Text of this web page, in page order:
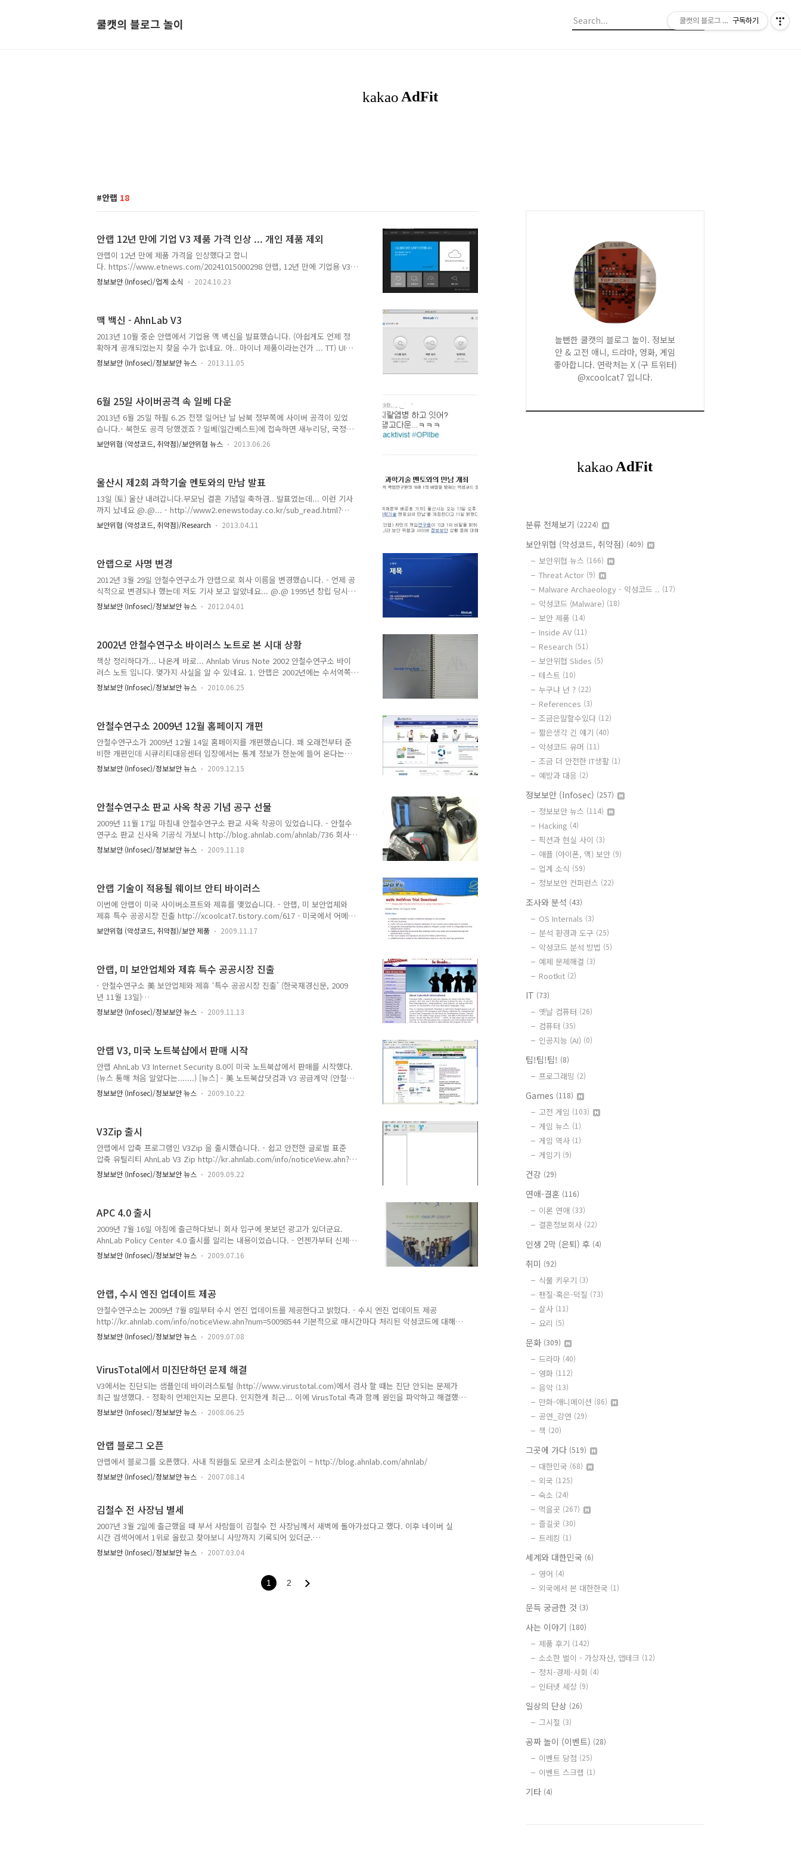
쿨캣의 블로그 놀이
안랩 18
안랩 12년 만에 기업 V3 제품 가격 인상 ... 개인 제품 제외
안랩이 12년 만에 제품 가격을 인상했다고 합니
다. https://www.etnews.com/20241015000298 안랩, 12년 만에 기업용 V3
등 주요 제품 가격 인상 단행…“기술 투자”안랩이 12년 만에 안티 바이러스 소
프트웨어(SW) 'V3' 등 제품 가격을 인상한다. 최근 고도화하는 사이버 위협에 대
랩, 12년 만에 가격 인상 카드 꺼냈다…이유는?최근 지속적인 투자로 수익성이
악화된 안랩이 제품 가격 인상 카드를 꺼내들었다. 글로벌 경기 침체 속에 인건
비, 원자재 가격 상승과 인프라 투자 증가 등의 압박이 ..
정보보안 (Infosec)/업계 소식 2024.10.23
맥 백신 - AhnLab V3
2013년 10월 중순 안랩에서 기업용 맥 백신을 발표했습니다. (아쉽게도 언제 정
확하게 공개되었는지 찾을 수가 없네요. 아.. 마이너 제품이라는건가 ... TT) UI는
간단합니다 환경설정에 화면입니다. 시스템 검사를 선택하면 전체 검사와 선택
검사로 나뉠 수 있습니다. 테스트 때 전체 검사를 하면 압축 파일이 많아 시간이
도인지 모르겠지만 통일해야 하지 않을까 생각됩니다.
정보보안 (Infosec)/정보보안 뉴스 2013.11.05
6월 25일 사이버공격 속 일베 다운
2013년 6월 25일 하필 6.25 전쟁 일어난 날 남북 정부쪽에 사이버 공격이 있었
습니다.- 북한도 공격 당했겠죠 ? 일베(일간베스트)에 접속하면 새누리당, 국정원
이 접속되는 듯 해 뭔가 연결 고리가 있는게 아닌가하는 얘기가 나왔습니다.
http://todayhumor.co.kr/board/view.php?
id=express_freeboard2&no=222078&category=1 하지만, 사실 이건 공격자
가 일베 사이트에 청와대, 새누리당, 국정원을 DDoS 공격하는 코드를 심어둔 걸
로 보입니다. - 웹 사이트 접속만으로도 디도스 공격 발생시키는 공격방식 확인
(안..
보안위협 (악성코드, 취약점)/보안위협 뉴스 2013.06.26
울산시 제2회 과학기술 멘토와의 만남 발표
13일 (토) 울산 내려갑니다.부모님 결혼 기념일 축하겸.. 발표였는데... 이런 기사
까지 났네요 @.@... - http://www2.enewstoday.co.kr/sub_read.html?
uid=285165&section=sc1 - http://www.newsis.com/ar_detail/view.html?
cID=&ar_id=NISX20130411_0011993311 가끔 인터뷰 등으로 언론에 실릴 때
보안위협 (악성코드, 취약점)/Research 2013.04.11
안랩으로 사명 변경
2012년 3월 29일 안철수연구소가 안랩으로 회사 이름을 변경했습니다. - 언제 공
식적으로 변경되나 했는데 저도 기사 보고 알았네요... @.@ 1995년 창립 당시
'안철수컴퓨터바이러스연구소'에서 2000년 안철수연구소로 바뀐지 12년 만에 안
랩으로 바뀌었네요. 애칭으로(?) 경쟁사나 언론에서는 '안연'이라는 표현도 많이
지만, 외부에는 아직 안랩보다 안철수연구소라고 해야 잘 알아 들을텐데 말이죠
@.@ 이미 오래전부터 진행되었던 작업으로 보이는데.. 회사명을 변경한다고 해
서 올해 초에 공유된 2012년 프리젠테이션 양식 변경해야하나 물어보니 이미 변
경..
정보보안 (Infosec)/정보보안 뉴스 2012.04.01
2002년 안철수연구소 바이러스 노트로 본 시대 상황
책상 정리하다가... 나온게 바로... Ahnlab Virus Note 2002 안철수연구소 바이
러스 노트 입니다. 몇가지 사실을 알 수 있네요. 1. 안랩은 2002년에는 수서역쪽
에 있었다. 2004년에 여의도로 이사했죠. 수서쪽도 재미있었는데 말이죠. 다만
당시 느낌으로는 도심에서는 너무 떨어졌다고 생각했는데... 2011년에는 판교로
IT 버블이 꺼지면서 안랩도 CI에서 .com을 제외했죠. 3. 영문 회사 이름이
AhnLab이 아니라 Ahnlab 입니다. 소문자 l 에서 대문자 L로 바뀐건 외국인들이
Ahnlab만 봐서는 의미..
정보보안 (Infosec)/정보보안 뉴스 2010.06.25
안철수연구소 2009년 12월 홈페이지 개편
안철수연구소가 2009년 12월 14일 홈페이지를 개편했습니다. 꽤 오래전부터 준
비한 개편인데 시큐리티대응센터 입장에서는 통계 정보가 한눈에 들어 온다는게
특징이죠. - 안철수연구소 보안통계
http://www.ahnlab.co.kr/kr/site/securitycenter/statistics/popStatistics.
정보보안 (Infosec)/정보보안 뉴스 2009.12.15
안철수연구소 판교 사옥 착공 기념 공구 선물
2009년 11월 17일 마침내 안철수연구소 판교 사옥 착공이 있었습니다. - 안철수
연구소 판교 신사옥 기공식 가보니 http://blog.ahnlab.com/ahnlab/736 회사
에서 기념으로 공구 제품을 준다는 겁니다. 보쉬 충전드릴이라고 하는군요. 오늘
열어봤습니다. 기념품 답게 '안철수연구소 판교사옥 착공기념'이라고 적혀있네
했으면 합니다. 그때는 여의도가 그립겠지만요.
정보보안 (Infosec)/정보보안 뉴스 2009.11.18
안랩 기술이 적용될 웨이브 안티 바이러스
이번에 안랩이 미국 사이버소프트와 제휴를 맺었습니다. - 안랩, 미 보안업체와
제휴 특수 공공시장 진출 http://xcoolcat7.tistory.com/617 - 미국에서 어메이
징 한국 칭찬을 받아보니 (김홍선의 IT와 세상, 2009년 11월 15일)
http://ceo.ahnlab.com/78 사이버소프트 (CyberSoft)는 1988년에 만들어진
분이라 테스트하기도 힘들었구요. 이번에 안랩과 제휴하면서 다시 한번 관심을
가지고 홈페이지를 방문해 보니 윈도우 제품이 있네요.
http://www.waveantivirus.com/tri..
보안위협 (악성코드, 취약점)/보안 제품 2009.11.17
안랩, 미 보안업체와 제휴 특수 공공시장 진출
- 안철수연구소 美 보안업체와 제휴 ‘특수 공공시장 진출’ (한국재경신문, 2009
년 11월 13일)
http://news.jknews.co.kr/article/news/20091113/4221490.htm - 안연구소,
미국 공공시장 공략 '박차' (ZDNet, 2009년 11월 13일)
공공 보안시장 진출한다 (안철수연구소 보도자료, 2009년 11월 13일)
http://kr.ahnlab.com/company/pr/comIntroKoNDView.ahn?
B_SEQ=143352 (사진출처 : 아주 경..
정보보안 (Infosec)/정보보안 뉴스 2009.11.13
안랩 V3, 미국 노트북샵에서 판매 시작
안랩 AhnLab V3 Internet Security 8.0이 미국 노트북샵에서 판매를 시작했다.
(뉴스 통해 처음 알았다는.......) [뉴스] - 美 노트북샵닷컴과 V3 공급계약 (안철수
연구소, 2009년 10월 22일)
http://kr.ahnlab.com/company/pr/comIntroKoNDView.ahn?
articleId=138652&mn_name=news - 안연구소, 美 노트북전문 유통사에 'V3'
공급 (ZDNet Korea, 2009년 10월 22일) http://www.zdnet.co.kr/Conte..
정보보안 (Infosec)/정보보안 뉴스 2009.10.22
V3Zip 출시
안랩에서 압축 프로그램인 V3Zip 을 출시했습니다. - 쉽고 안전한 글로벌 표준
압축 유틸리티 AhnLab V3 Zip http://kr.ahnlab.com/info/noticeView.ahn?
num=50099896 제품에서 강조하고 있는 내용은 다음과 같네요. 글로벌 표준과
제품간의 완벽한 호환성 효율 알고리즘으로 쉽고 빠른 스마트 압축제공 편리한
http://www.v3zip.com/main.do
http://kr.ahnlab.com/info/productinfo/html/v3zip.html 아직 초기 버전이
라... 개인적으로는 조금 아쉬움도..
정보보안 (Infosec)/정보보안 뉴스 2009.09.22
APC 4.0 출시
2009년 7월 16일 아침에 출근하다보니 회사 입구에 못보던 광고가 있더군요.
AhnLab Policy Center 4.0 출시를 알리는 내용이었습니다. - 언젠가부터 신제품
이 나올 때마다 이런 광고가 붙는데 외부에도 공개되는지 모르겠네요. APC 팀에
서 출시 기념으로 바나나맛 우유를 돌리네요. 바나나맛 우유의 정체(?)를 알고 있
본적이 없습니다. (보여주는 사람도 없고...) APC 4.0 의 정보는 아래와 같습니
다. - AhnLab Policy Center 4.0 출시 안내 (안철수연구소, 2009년 7월 16일)
http://kr.ah..
정보보안 (Infosec)/정보보안 뉴스 2009.07.16
안랩, 수시 엔진 업데이트 제공
안철수연구소는 2009년 7월 8일부터 수시 엔진 업데이트를 제공한다고 밝혔다. - 수시 엔진 업데이트 제공
http://kr.ahnlab.com/info/noticeView.ahn?num=50098544 기본적으로 매시간마다 처리된 악성코드에 대해서
엔진 업데이트가 이뤄진다.
정보보안 (Infosec)/정보보안 뉴스 2009.07.08
VirusTotal에서 미진단하던 문제 해결
V3에서는 진단되는 샘플인데 바이러스토털 (http://www.virustotal.com)에서 검사 할 때는 진단 안되는 문제가
최근 발생했다. - 정확히 언제인지는 모른다. 인지한게 최근... 이에 VirusTotal 측과 함께 원인을 파악하고 해결했
다. 하지만, 여전히 바이러스토털에 제공되는 콘솔용 제품에는 RAR, ZIP 등과 같은 압축파일 해제를 지원하지 않
고 있다. 이 문제는 빨리 해결되어야 할텐데...
정보보안 (Infosec)/정보보안 뉴스 2008.06.25
안랩 블로그 오픈
안랩에서 블로그를 오픈했다. 사내 직원들도 모르게 소리소문없이 ~ http://blog.ahnlab.com/ahnlab/
정보보안 (Infosec)/정보보안 뉴스 2007.08.14
김철수 전 사장님 별세
2007년 3월 2일에 출근했을 때 부서 사람들이 김철수 전 사장님께서 새벽에 돌아가셨다고 했다. 이후 네이버 실
시간 검색어에서 1위로 올랐고 찾아보니 사망까지 기록되어 있더군.
http://people.naver.com/search/people_detail.nhn?id=37522&frompage=nx_people 나는 말단이다보니
김 전 사장님을 직접 접할 일은 많이 없었지만 큰 아버지와 비슷한 외모로 인상 깊었다. 70년대 음악에 심취해 계
트레스가 원인이었을까 ? 고인의 명복을 빕니다. ps. 역시나 친구들 중에는 안철수 의장님과 헷갈려 하는 사람들
정보보안 (Infosec)/정보보안 뉴스 2007.03.04
1 2
놀뻔한 쿨캣의 블로그 놀이. 정보보
안 & 고전 애니, 드라마, 영화, 게임
좋아합니다. 연락처는 X (구 트위터)
@xcoolcat7 입니다.
분류 전체보기 (2224)
보안위협 (악성코드, 취약점) (409)
보안위협 뉴스 (166)
Threat Actor (9)
Malware Archaeology - 악성코드 .. (17)
악성코드 (Malware) (18)
보안 제품 (14)
Inside AV (11)
Research (51)
보안위협 Slides (5)
테스트 (10)
누구냐 넌 ? (22)
References (3)
조금은말할수있다 (12)
짧은생각 긴 얘기 (40)
악성코드 유머 (11)
조금 더 안전한 IT생활 (1)
예방과 대응 (2)
정보보안 (Infosec) (257)
정보보안 뉴스 (114)
Hacking (4)
픽션과 현실 사이 (3)
애플 (아이폰, 맥) 보안 (9)
업계 소식 (59)
정보보안 컨퍼런스 (22)
조사와 분석 (43)
OS Internals (3)
분석 환경과 도구 (25)
악성코드 분석 방법 (5)
예제 문제해결 (3)
Rootkit (2)
IT (73)
옛날 컴퓨터 (26)
컴퓨터 (35)
인공지능 (AI) (0)
팁!팁!팁! (8)
프로그래밍 (2)
Games (118)
고전 게임 (103)
게임 뉴스 (1)
게임 역사 (1)
게임기 (9)
건강 (29)
연애-결혼 (116)
이론 연애 (33)
결혼정보회사 (22)
인생 2막 (은퇴) 후 (4)
취미 (92)
식물 키우기 (3)
팬질-혹은-덕질 (73)
살사 (11)
요리 (5)
문화 (309)
드라마 (40)
영화 (112)
음악 (13)
만화-애니메이션 (86)
공연_강연 (29)
책 (20)
그곳에 가다 (519)
대한민국 (68)
외국 (125)
숙소 (24)
먹을곳 (267)
즐길곳 (30)
트레킹 (1)
세계와 대한민국 (6)
영어 (4)
외국에서 본 대한한국 (1)
문득 궁금한 것 (3)
사는 이야기 (180)
제품 후기 (142)
소소한 벌이 - 가상자산, 앱테크 (12)
정치-경제-사회 (4)
인터넷 세상 (9)
일상의 단상 (26)
그시절 (3)
공짜 놀이 (이벤트) (28)
이벤트 당첨 (25)
이벤트 스크랩 (1)
기타 (4)
쿨캣의 블로그 놀이구독하기